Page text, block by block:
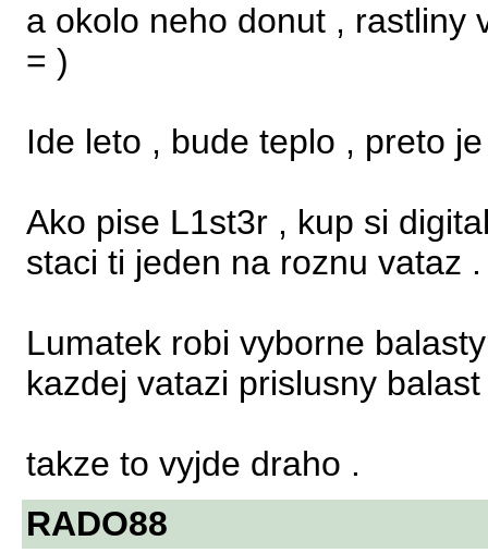
a okolo neho donut , rastliny
= )
Ide leto , bude teplo , preto
Ako pise L1st3r , kup si
staci ti jeden na roznu vataz .
Lumatek robi vyborne
kazdej vatazi prislusny balast
takze to vyjde draho .
RADO88